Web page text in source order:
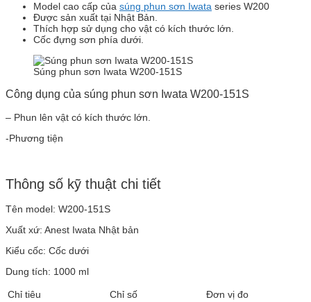
Model cao cấp của súng phun sơn Iwata series W200
Được sản xuất tại Nhật Bản.
Thích hợp sử dụng cho vật có kích thước lớn.
Cốc đựng sơn phía dưới.
Súng phun sơn Iwata W200-151S
Công dụng của súng phun sơn Iwata W200-151S
– Phun lên vật có kích thước lớn.
-Phương tiện
Thông số kỹ thuật chi tiết
Tên model: W200-151S
Xuất xứ: Anest Iwata Nhật bản
Kiểu cốc: Cốc dưới
Dung tích: 1000 ml
Chỉ tiêu Chỉ số
Đơn vị đo